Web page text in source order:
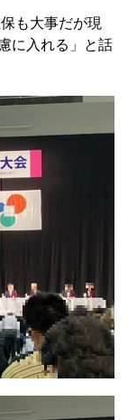
も大事だが現
に入れる」と話